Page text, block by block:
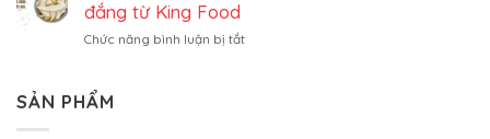
gia
gừng
đắng từ King Food
Chức năng bình luận bị tắtở
SẢN PHẨM